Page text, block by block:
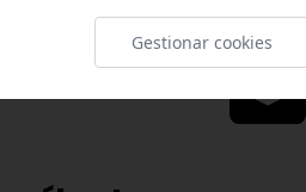
Gestionar cookies